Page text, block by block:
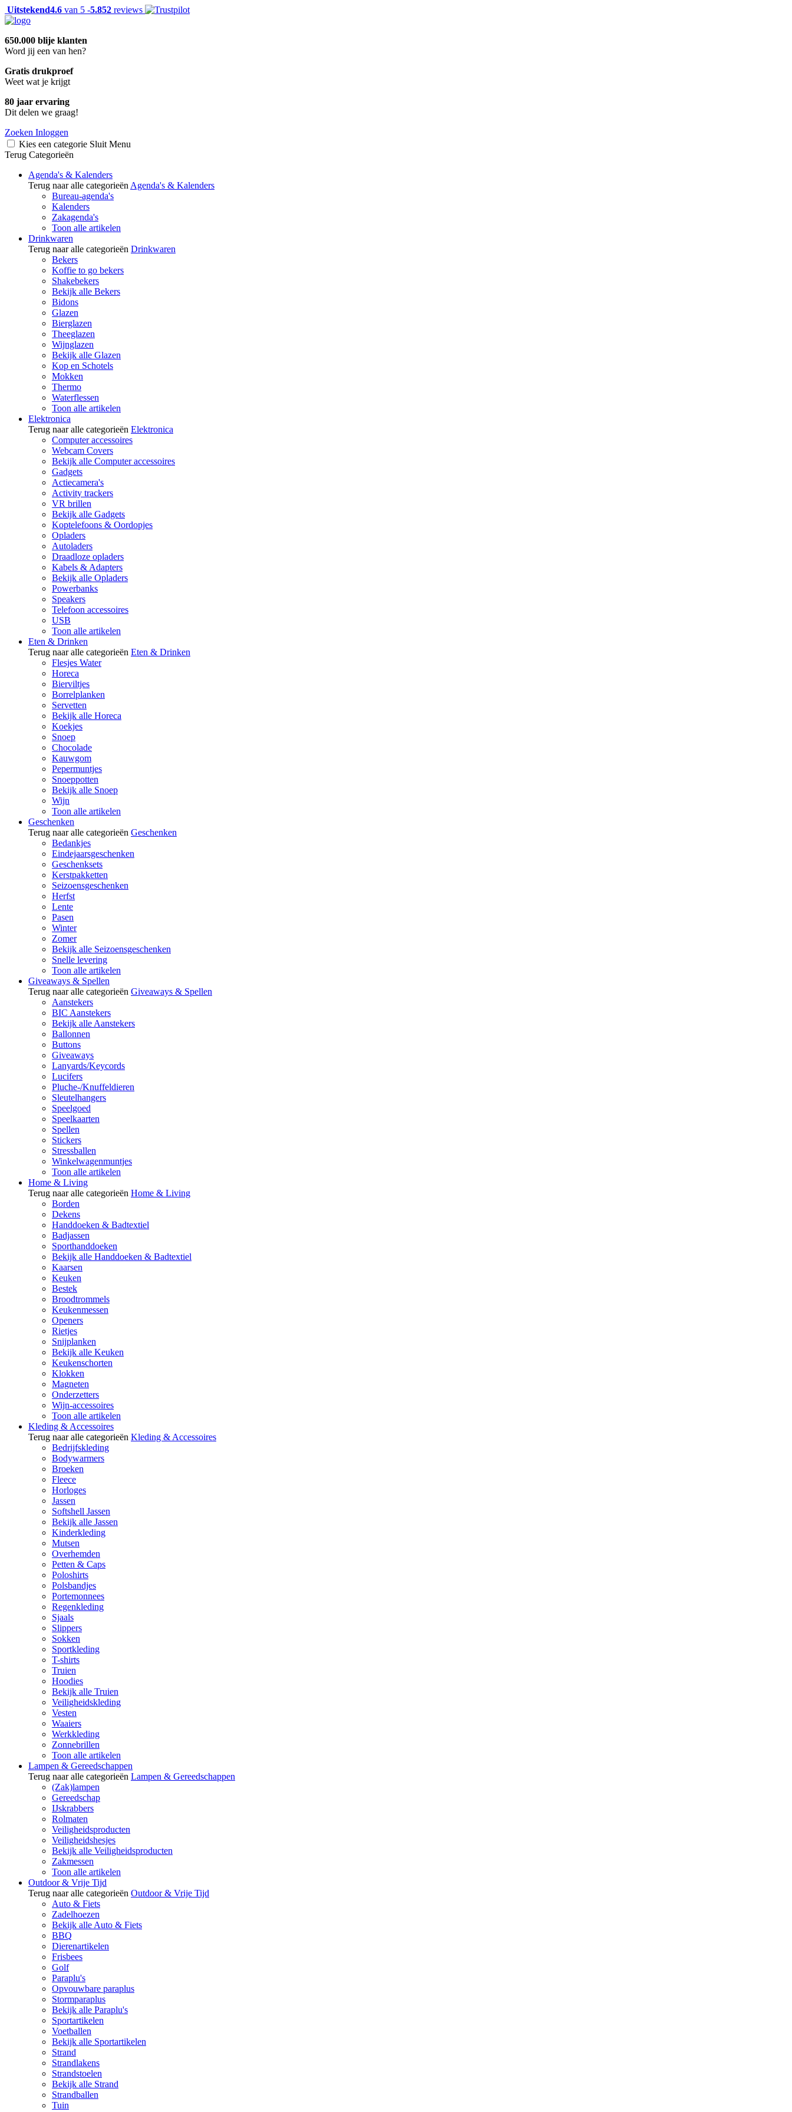
Uitstekend4.6 van 5 -5.852 reviews
650.000 blije klanten
Word jij een van hen?
Gratis drukproef
Weet wat je krijgt
80 jaar ervaring
Dit delen we graag!
Zoeken Inloggen
Kies een categorie Sluit Menu
Terug Categorieën
Agenda's & Kalenders
Terug naar alle categorieën Agenda's & Kalenders
Bureau-agenda's
Kalenders
Zakagenda's
Toon alle artikelen
Drinkwaren
Terug naar alle categorieën Drinkwaren
Bekers
Koffie to go bekers
Shakebekers
Bekijk alle Bekers
Bidons
Glazen
Bierglazen
Theeglazen
Wijnglazen
Bekijk alle Glazen
Kop en Schotels
Mokken
Thermo
Waterflessen
Toon alle artikelen
Elektronica
Terug naar alle categorieën Elektronica
Computer accessoires
Webcam Covers
Bekijk alle Computer accessoires
Gadgets
Actiecamera's
Activity trackers
VR brillen
Bekijk alle Gadgets
Koptelefoons & Oordopjes
Opladers
Autoladers
Draadloze opladers
Kabels & Adapters
Bekijk alle Opladers
Powerbanks
Speakers
Telefoon accessoires
USB
Toon alle artikelen
Eten & Drinken
Terug naar alle categorieën Eten & Drinken
Flesjes Water
Horeca
Bierviltjes
Borrelplanken
Servetten
Bekijk alle Horeca
Koekjes
Snoep
Chocolade
Kauwgom
Pepermuntjes
Snoeppotten
Bekijk alle Snoep
Wijn
Toon alle artikelen
Geschenken
Terug naar alle categorieën Geschenken
Bedankjes
Eindejaarsgeschenken
Geschenksets
Kerstpakketten
Seizoensgeschenken
Herfst
Lente
Pasen
Winter
Zomer
Bekijk alle Seizoensgeschenken
Snelle levering
Toon alle artikelen
Giveaways & Spellen
Terug naar alle categorieën Giveaways & Spellen
Aanstekers
BIC Aanstekers
Bekijk alle Aanstekers
Ballonnen
Buttons
Giveaways
Lanyards/Keycords
Lucifers
Pluche-/Knuffeldieren
Sleutelhangers
Speelgoed
Speelkaarten
Spellen
Stickers
Stressballen
Winkelwagenmuntjes
Toon alle artikelen
Home & Living
Terug naar alle categorieën Home & Living
Borden
Dekens
Handdoeken & Badtextiel
Badjassen
Sporthanddoeken
Bekijk alle Handdoeken & Badtextiel
Kaarsen
Keuken
Bestek
Broodtrommels
Keukenmessen
Openers
Rietjes
Snijplanken
Bekijk alle Keuken
Keukenschorten
Klokken
Magneten
Onderzetters
Wijn-accessoires
Toon alle artikelen
Kleding & Accessoires
Terug naar alle categorieën Kleding & Accessoires
Bedrijfskleding
Bodywarmers
Broeken
Fleece
Horloges
Jassen
Softshell Jassen
Bekijk alle Jassen
Kinderkleding
Mutsen
Overhemden
Petten & Caps
Poloshirts
Polsbandjes
Portemonnees
Regenkleding
Sjaals
Slippers
Sokken
Sportkleding
T-shirts
Truien
Hoodies
Bekijk alle Truien
Veiligheidskleding
Vesten
Waaiers
Werkkleding
Zonnebrillen
Toon alle artikelen
Lampen & Gereedschappen
Terug naar alle categorieën Lampen & Gereedschappen
(Zak)lampen
Gereedschap
IJskrabbers
Rolmaten
Veiligheidsproducten
Veiligheidshesjes
Bekijk alle Veiligheidsproducten
Zakmessen
Toon alle artikelen
Outdoor & Vrije Tijd
Terug naar alle categorieën Outdoor & Vrije Tijd
Auto & Fiets
Zadelhoezen
Bekijk alle Auto & Fiets
BBQ
Dierenartikelen
Frisbees
Golf
Paraplu's
Opvouwbare paraplus
Stormparaplus
Bekijk alle Paraplu's
Sportartikelen
Voetballen
Bekijk alle Sportartikelen
Strand
Strandlakens
Strandstoelen
Bekijk alle Strand
Strandballen
Tuin